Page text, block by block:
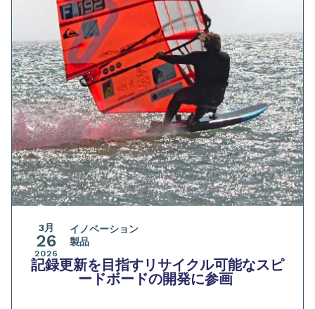
3月
26
2026
イノベーション
製品
記録更新を目指すリサイクル可能なスピ
ードボードの開発に参画